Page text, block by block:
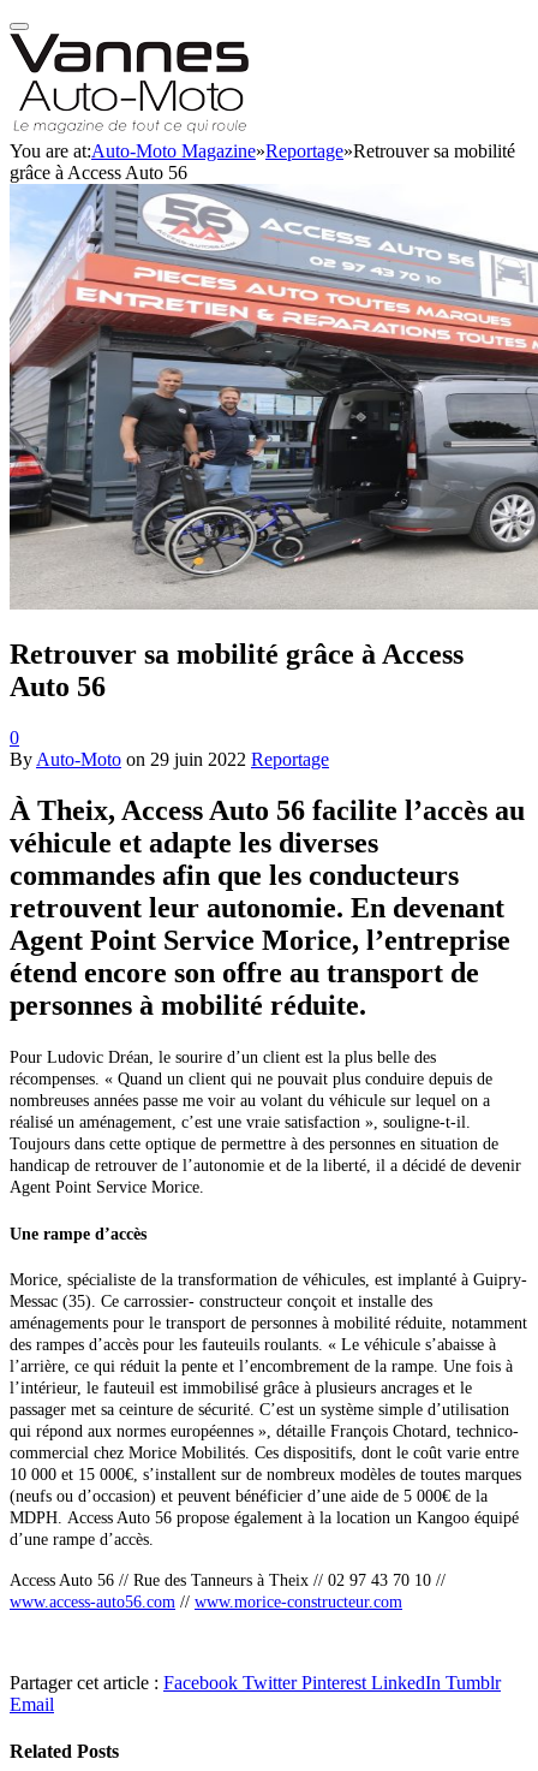
You are at:Auto-Moto Magazine»Reportage»Retrouver sa mobilité
grâce à Access Auto 56
Retrouver sa mobilité grâce à Access
Auto 56
0
By Auto-Moto on 29 juin 2022 Reportage
À Theix, Access Auto 56 facilite l’accès au
véhicule et adapte les diverses
commandes afin que les conducteurs
retrouvent leur autonomie. En devenant
Agent Point Service Morice, l’entreprise
étend encore son offre au transport de
personnes à mobilité réduite.
Pour Ludovic Dréan, le sourire d’un client est la plus belle des
récompenses. « Quand un client qui ne pouvait plus conduire depuis de
nombreuses années passe me voir au volant du véhicule sur lequel on a
réalisé un aménagement, c’est une vraie satisfaction », souligne-t-il.
Toujours dans cette optique de permettre à des personnes en situation de
handicap de retrouver de l’autonomie et de la liberté, il a décidé de devenir
Agent Point Service Morice.
Une rampe d’accès
Morice, spécialiste de la transformation de véhicules, est implanté à Guipry-
Messac (35). Ce carrossier- constructeur conçoit et installe des
aménagements pour le transport de personnes à mobilité réduite, notamment
des rampes d’accès pour les fauteuils roulants. « Le véhicule s’abaisse à
l’arrière, ce qui réduit la pente et l’encombrement de la rampe. Une fois à
l’intérieur, le fauteuil est immobilisé grâce à plusieurs ancrages et le
passager met sa ceinture de sécurité. C’est un système simple d’utilisation
qui répond aux normes européennes », détaille François Chotard, technico-
commercial chez Morice Mobilités. Ces dispositifs, dont le coût varie entre
10 000 et 15 000€, s’installent sur de nombreux modèles de toutes marques
(neufs ou d’occasion) et peuvent bénéficier d’une aide de 5 000€ de la
MDPH. Access Auto 56 propose également à la location un Kangoo équipé
d’une rampe d’accès.
Access Auto 56 // Rue des Tanneurs à Theix // 02 97 43 70 10 //
www.access-auto56.com // www.morice-constructeur.com
Partager cet article : Facebook Twitter Pinterest LinkedIn Tumblr
Email
Related Posts